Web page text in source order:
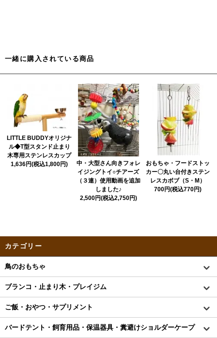
一緒に購入されている商品
LITTLE BUDDYオリジナ
ル◆T型スタンド止まり
木専用ステンレスカップ
1,636円(税込1,800円)
中・大型さん向きフォレ
イジングトイ○チアーズ
（３連）使用動画を追加
しました♪
2,500円(税込2,750円)
おもちゃ・フードストッ
カー〇丸い台付きステン
レスカボブ（S・M）
700円(税込770円)
カテゴリー
鳥のおもちゃ
ブランコ・止まり木・プレイジム
ご飯・おやつ・サプリメント
バードテント・飼育用品・保温器具・糞避けショルダーケープ